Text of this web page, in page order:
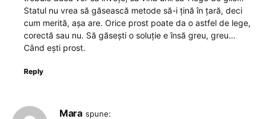
Statul nu vrea să găsească metode să-i țină în țară, deci
cum merită, așa are. Orice prost poate da o astfel de lege,
corectă sau nu. Să găsești o soluție e însă greu, greu…
Când ești prost.
Reply
Mara spune: